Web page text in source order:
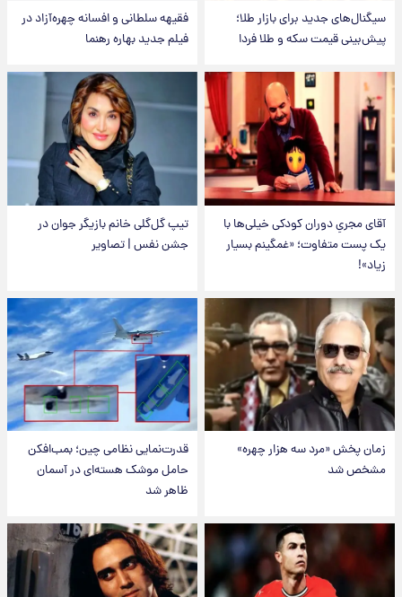
سیگنال‌های جدید برای بازار طلا؛
پیش‌بینی قیمت سکه و طلا فردا
فقیهه سلطانی و افسانه چهره‌آزاد در
فیلم جدید بهاره رهنما
آقای مجریِ دوران کودکی خیلی‌ها با
یک پست متفاوت؛ «غمگینم بسیار
زیاد»!
تیپ گل‌گلی خانم بازیگر جوان در
جشن نفس | تصاویر
زمان پخش «مرد سه هزار چهره»
مشخص شد
قدرت‌نمایی نظامی چین؛ بمب‌افکن
حامل موشک هسته‌ای در آسمان
ظاهر شد